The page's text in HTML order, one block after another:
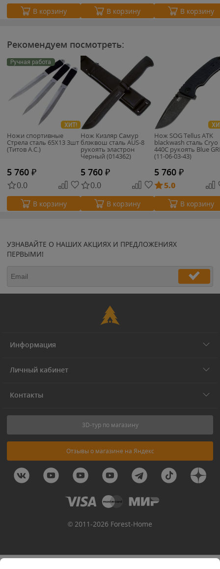
В корзину В корзину В корзину
Рекомендуем посмотреть:
Ручная работа
ХИТ!
Ножи спортивные
Стрела сталь 65Х13 3шт
(Титов А.С.)
5 760 ₽
0.0
В корзину
Нож Кизляр Самур
блэквош сталь AUS-8
рукоять эластрон
Черный (014362)
5 760 ₽
0.0
В корзину
Нож SOG Tellus ATK
blackwash сталь Cryo
440C рукоять Blue
(11-06-03-43)
5 760 ₽
5.0
В корзину
УЗНАВАЙТЕ О НАШИХ АКЦИЯХ И ПРЕДЛОЖЕНИЯХ
ПЕРВЫМИ!
Информация
Личный кабинет
Контакты
3D-тур по магазину
Отзывы о магазине на Яндекс
© 2011-2026 Forest-Home